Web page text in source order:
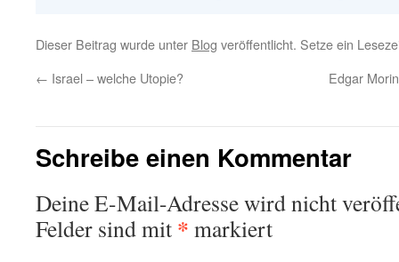
Dieser Beitrag wurde unter Blog veröffentlicht. Setze ein
← Israel – welche Utopie? Edgar
Schreibe einen Kommentar
Deine E-Mail-Adresse wird nicht
Felder sind mit * markiert